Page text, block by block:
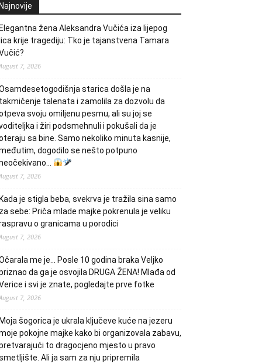
žena Aleksandra Vučića iza lijepog
krije tragediju: Tko je tajanstvena Tamara
7, 2026
starica došla je na
talenata i zamolila za dozvolu da
svoju omiljenu pesmu, ali su joj se
i žiri podsmehnuli i pokušali da je
sa bine. Samo nekoliko minuta kasnije,
dogodilo se nešto potpuno
7, 2026
je stigla beba, svekrva je tražila sina samo
sebe: Priča mlade majke pokrenula je veliku
o granicama u porodici
7, 2026
me je… Posle 10 godina braka Veljko
da ga je osvojila DRUGA ŽENA! Mlađa od
i svi je znate, pogledajte prve fotke
7, 2026
šogorica je ukrala ključeve kuće na jezeru
pokojne majke kako bi organizovala zabavu,
to dragocjeno mjesto u pravo
Ali ja sam za nju pripremila